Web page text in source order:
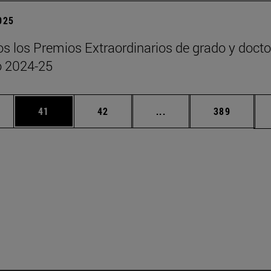
los Premios Extraordinarios de grado y
2024-25
Use TAB para desplazarse.
Página
41 Página
42 ... Páginas intermedias
Página
389